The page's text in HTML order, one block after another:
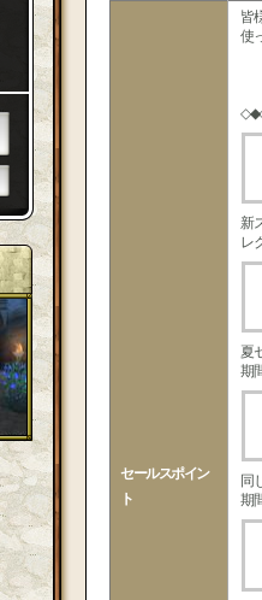
セールスポイン
ト
皆
使
新
レ
夏
期
同
期